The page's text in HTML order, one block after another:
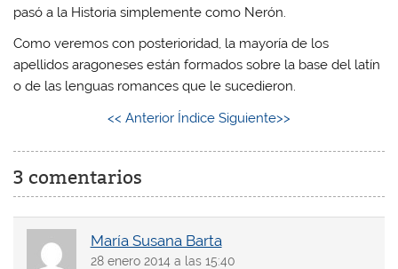
pasó a la Historia simplemente como Nerón.
Como veremos con posterioridad, la mayoría de los
apellidos aragoneses están formados sobre la base del latín
o de las lenguas romances que le sucedieron.
<< Anterior Índice Siguiente>>
3 comentarios
María Susana Barta
28 enero 2014 a las 15:40